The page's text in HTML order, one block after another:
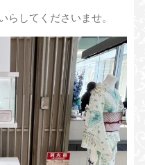
らしてくださいませ。